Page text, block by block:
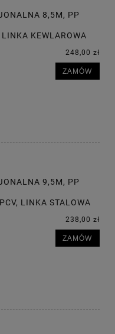
8,5M, PP
KEWLAROWA
248,00 zł
ZAMÓW
9,5M, PP
LINKA STALOWA
238,00 zł
ZAMÓW